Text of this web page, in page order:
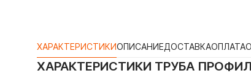
ХАРАКТЕРИСТИКИОПИСАНИЕДОСТАВКАОПЛАТА
ХАРАКТЕРИСТИКИ ТРУБА